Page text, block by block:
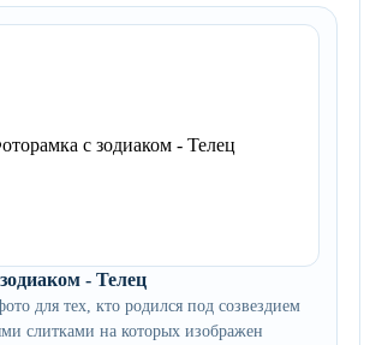
- Телец
для тех, кто родился под созвездием
слитками на которых изображен